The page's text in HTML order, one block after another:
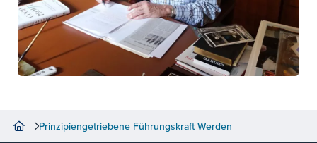
Prinzipiengetriebene Führungskraft Werden